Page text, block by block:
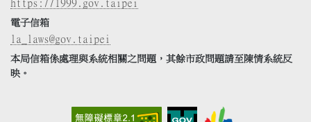
https://1999.gov.taipei
電子信箱
la_laws@gov.taipei
本局信箱係處理與系統相關之問題，其餘市政問題請至陳情系統反
映。